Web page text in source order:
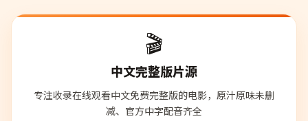
🎬
中文完整版片源
专注收录在线观看中文免费完整版的电影，原汁原味未删
减、官方中字配音齐全